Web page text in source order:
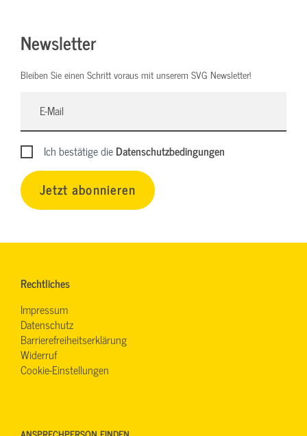
Newsletter
Bleiben Sie einen Schritt voraus mit unserem SVG Newsletter!
Ich bestätige dieDatenschutzbedingungen
Jetzt abonnieren
Rechtliches
Impressum
Datenschutz
Barrierefreiheitserklärung
Widerruf
Cookie-Einstellungen